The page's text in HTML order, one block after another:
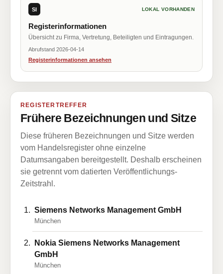
SI LOKAL VORHANDEN
Registerinformationen
Übersicht zu Firma, Vertretung, Beteiligten und Eintragungen.
Abrufstand 2026-04-14
Registerinformationen ansehen
REGISTERTREFFER
Frühere Bezeichnungen und Sitze
Diese früheren Bezeichnungen und Sitze werden
vom Handelsregister ohne einzelne
Datumsangaben bereitgestellt. Deshalb erscheinen
sie getrennt vom datierten Veröffentlichungs-
Zeitstrahl.
Siemens Networks Management GmbH
München
Nokia Siemens Networks Management
GmbH
München